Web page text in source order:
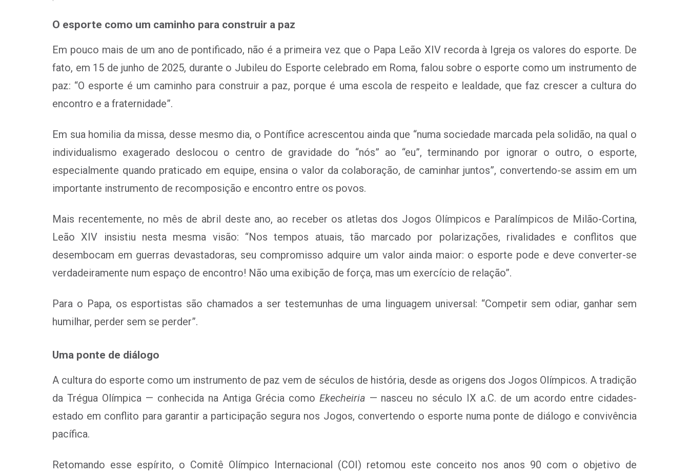
O esporte como um caminho para construir a paz
Em pouco mais de um ano de pontificado, não é a primeira vez que o Papa Leão XIV recorda à Igreja os valores do esporte. De
fato, em 15 de junho de 2025, durante o Jubileu do Esporte celebrado em Roma, falou sobre o esporte como um instrumento de
paz: “O esporte é um caminho para construir a paz, porque é uma escola de respeito e lealdade, que faz crescer a cultura do
encontro e a fraternidade”.
Em sua homilia da missa, desse mesmo dia, o Pontífice acrescentou ainda que “numa sociedade marcada pela solidão, na qual o
individualismo exagerado deslocou o centro de gravidade do “nós” ao “eu”, terminando por ignorar o outro, o esporte,
especialmente quando praticado em equipe, ensina o valor da colaboração, de caminhar juntos”, convertendo-se assim em um
importante instrumento de recomposição e encontro entre os povos.
Mais recentemente, no mês de abril deste ano, ao receber os atletas dos Jogos Olímpicos e Paralímpicos de Milão-Cortina,
Leão XIV insistiu nesta mesma visão: “Nos tempos atuais, tão marcado por polarizações, rivalidades e conflitos que
desembocam em guerras devastadoras, seu compromisso adquire um valor ainda maior: o esporte pode e deve converter-se
verdadeiramente num espaço de encontro! Não uma exibição de força, mas um exercício de relação”.
Para o Papa, os esportistas são chamados a ser testemunhas de uma linguagem universal: “Competir sem odiar, ganhar sem
humilhar, perder sem se perder”.
Uma ponte de diálogo
A cultura do esporte como um instrumento de paz vem de séculos de história, desde as origens dos Jogos Olímpicos. A tradição
da Trégua Olímpica — conhecida na Antiga Grécia como Ekecheiria — nasceu no século IX a.C. de um acordo entre cidades-
estado em conflito para garantir a participação segura nos Jogos, convertendo o esporte numa ponte de diálogo e convivência
pacífica.
Retomando esse espírito, o Comitê Olímpico Internacional (COI) retomou este conceito nos anos 90 com o objetivo de